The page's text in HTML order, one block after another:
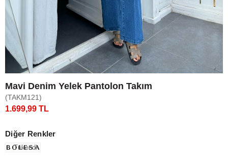
Mavi Denim Yelek Pantolon Takım
(TAKM121)
1.699,99 TL
Diğer Renkler
Tükendi